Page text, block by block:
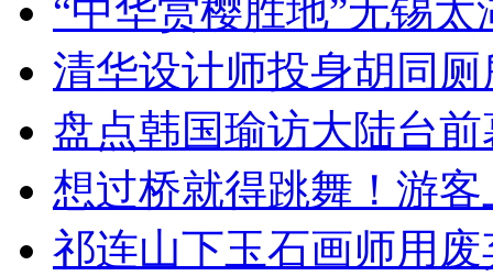
“中华赏樱胜地”无锡
清华设计师投身胡同
盘点韩国瑜访大陆台
想过桥就得跳舞！游客
祁连山下玉石画师用